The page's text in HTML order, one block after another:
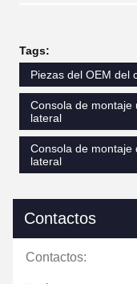
Tags:
Piezas del OEM del
Consola de montaje
lateral
Consola de montaje
lateral
Contactos
Contactos: